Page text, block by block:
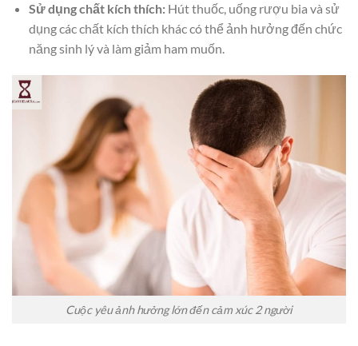
Sử dụng chất kích thích:Hút thuốc, uống rượu bia và sử
dụng các chất kích thích khác có thể ảnh hưởng đến chức
năng sinh lý và làm giảm ham muốn.
Cuộc yêu ảnh hưởng lớn đến cảm xúc 2 người